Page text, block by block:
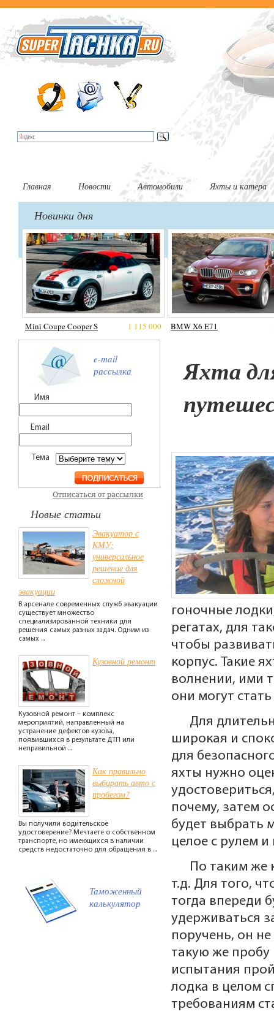
Главная Новости Автомобили Яхты и катера
Новинки дня
Mini Coupe Cooper S 1 115 000 BMW X6 E71
e-mail
рассылка
Имя
Email
Тема
Новые статьи
Эвакуатор с
КМУ:
универсальное
решение для
сложной
эвакуации
В арсенале современных служб эвакуации
существует множество
специализированной техники для
решения самых разных задач. Одним из
самых ...
Кузовной ремонт
Кузовной ремонт – комплекс
мероприятий, направленный на
устранение дефектов кузова,
появившихся в результате ДТП или
неправильной ...
Как правильно
выбирать авто с
пробегом?
Вы получили водительское
удостоверение? Мечтаете о собственном
транспорте, но имеющихся в наличии
средств недостаточно для обращения в ...
Таможенный
калькулятор
Яхта
гоночные
регатах, для
чтобы
корпус. Такие
волнении, ими
они могут
Для
широкая и
для
яхты нужно
почему, затем
будет выбрать
целое с рулем
По таким же
т.д. Для того,
тогда впереди
удерживаться
поручень, он
такую же пробу
испытания
лодка в целом
требованиям